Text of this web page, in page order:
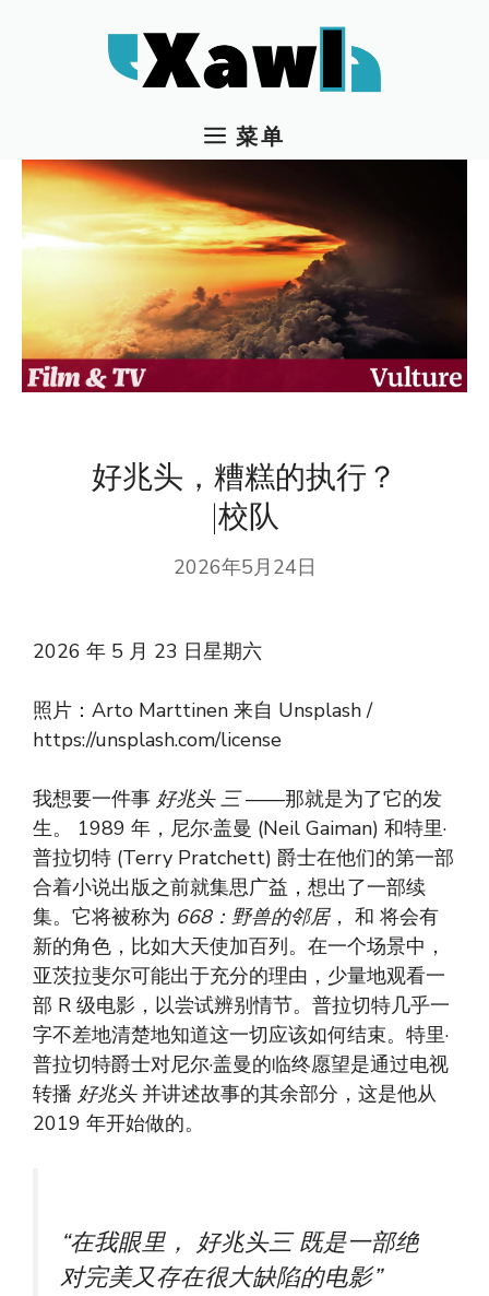
菜单
好兆头，糟糕的执行？
|校队
2026年5月24日
2026 年 5 月 23 日星期六
照片：Arto Marttinen 来自 Unsplash /
https://unsplash.com/license
我想要一件事 好兆头 三——那就是为了它的发
生。 1989 年，尼尔·盖曼 (Neil Gaiman) 和特里·
普拉切特 (Terry Pratchett) 爵士在他们的第一部
合着小说出版之前就集思广益，想出了一部续
集。它将被称为 668：野兽的邻居， 和 将会有
新的角色，比如大天使加百列。在一个场景中，
亚茨拉斐尔可能出于充分的理由，少量地观看一
部 R 级电影，以尝试辨别情节。普拉切特几乎一
字不差地清楚地知道这一切应该如何结束。特里·
普拉切特爵士对尼尔·盖曼的临终愿望是通过电视
转播 好兆头并讲述故事的其余部分，这是他从
2019 年开始做的。
“在我眼里， 好兆头三既是一部绝
对完美又存在很大缺陷的电影”